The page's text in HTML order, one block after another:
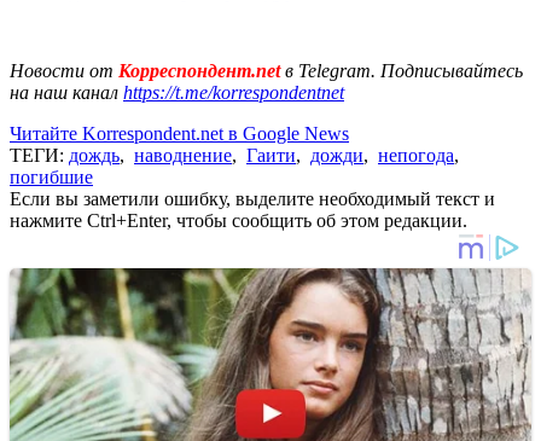
Новости от Корреспондент.netв Telegram. Подписывайтесь
на наш канал https://t.me/korrespondentnet
Читайте Korrespondent.net в Google News
ТЕГИ: дождь, наводнение, Гаити, дожди, непогода,
погибшие
Если вы заметили ошибку, выделите необходимый текст и
нажмите Ctrl+Enter, чтобы сообщить об этом редакции.